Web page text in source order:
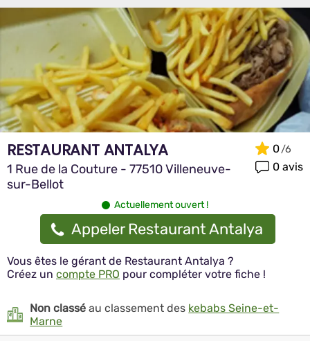
RESTAURANT ANTALYA
1 Rue de la Couture - 77510 Villeneuve-
sur-Bellot
0
0 avis
Actuellement ouvert !
Appeler Restaurant Antalya
Vous êtes le gérant de Restaurant Antalya ?
Créez un compte PRO pour compléter votre fiche !
Non classé au classement des kebabs Seine-et-
Marne